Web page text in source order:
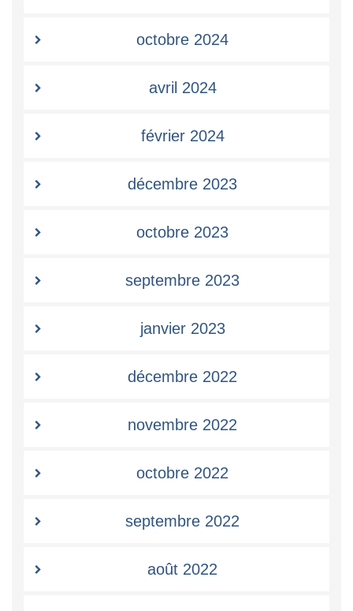
octobre 2024
avril 2024
février 2024
décembre 2023
octobre 2023
septembre 2023
janvier 2023
décembre 2022
novembre 2022
octobre 2022
septembre 2022
août 2022